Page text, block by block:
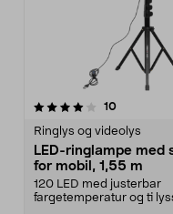
10
Ringlys og videolys
LED-ringlampe med
for mobil, 1,55 m
120 LED med justerbar
fargetemperatur og ti
4.0 av 5 stjerner